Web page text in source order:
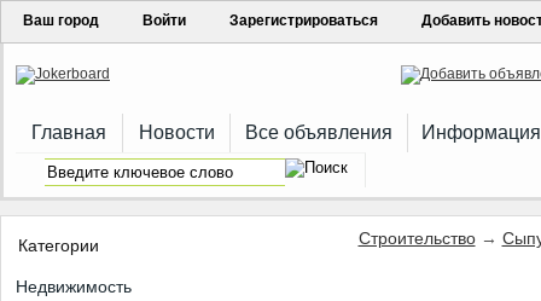
Ваш город Войти Зарегистрироваться Добавить
Главная Новости Все объявления Информация
Строительство→
Категории
Недвижимость